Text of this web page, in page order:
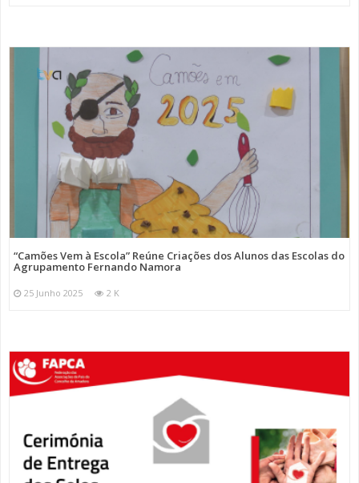
“Camões Vem à Escola” Reúne Criações dos Alunos das Escolas do
Agrupamento Fernando Namora
25 Junho 2025 2 K